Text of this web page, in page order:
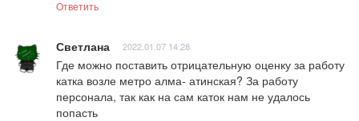
Ответить
Светлана 2022.01.07 14:28
Где можно поставить отрицательную оценку за работу
катка возле метро алма- атинская? За работу
персонала, так как на сам каток нам не удалось
попасть